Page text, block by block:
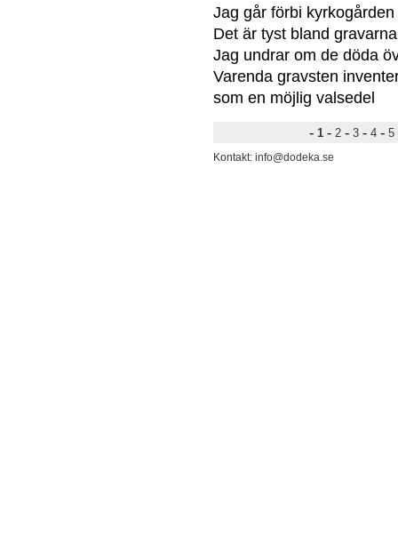
Jag går förbi kyrkogården
Det är tyst bland gravarna
Jag undrar om de döda
Varenda gravsten
som en möjlig valsedel
- 1 -2 -3 -4 -5
Kontakt: info@dodeka.se